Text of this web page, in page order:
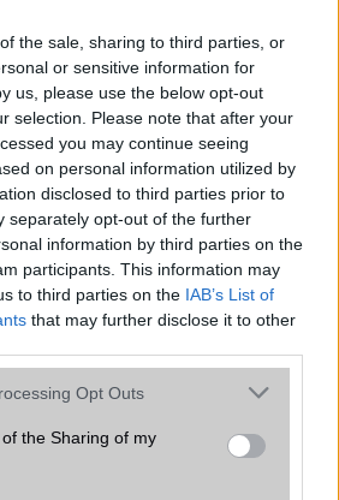
the sale, sharing to third parties, or
or sensitive information for
us, please use the below opt-out
selection. Please note that after your
you may continue seeing
on personal information utilized by
disclosed to third parties prior to
separately opt-out of the further
information by third parties on the
participants. This information may
to third parties on the IAB’s List of
that may further disclose it to other
app uses one or more Google
or usage behaviour. You may click to
to Google and its third-party tags to
specified purposes in below Google
Opt Outs
the Sharing of my
Az akkumulátor nem vehetõ ki!
Gyorstöltésre alkalmas
ÉRZÉKELŐK
Nincs
Nincs
iCloud service
iCloud service